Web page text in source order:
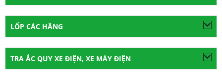
LỐP CÁC HÃNG
TRA ẮC QUY XE ĐIỆN, XE MÁY ĐIỆN